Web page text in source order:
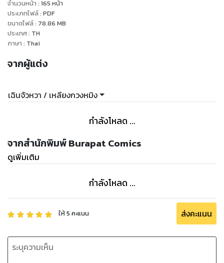
จำนวนหน้า : 165 หน้า
ประเภทไฟล์: PDF
ขนาดไฟล์: 78.86 MB
ประเทศ: TH
ภาษา : Thai
จากผู้แต่ง
เฉินจัวหวา / เหลียงกวงหมิง
กำลังโหลด ...
จากสำนักพิมพ์ Burapat Comics
ดูเพิ่มเติม
กำลังโหลด ...
ให้5 คะแนน ส่งคะแนน